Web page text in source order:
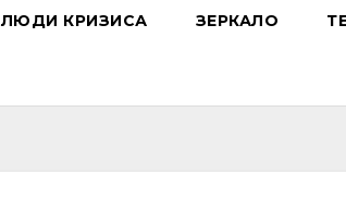
ЛЮДИ КРИЗИСА ЗЕРКАЛО